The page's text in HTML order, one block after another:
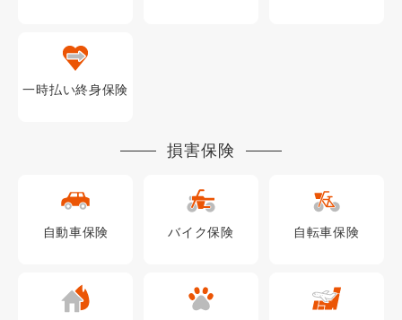
一時払い終身保険
損害保険
自動車保険 バイク保険 自転車保険